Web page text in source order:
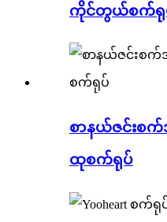
ကိုင်တွယ်စက်ရု
စာနယ်ဇင်းစ
ထုစက်ရုပ်